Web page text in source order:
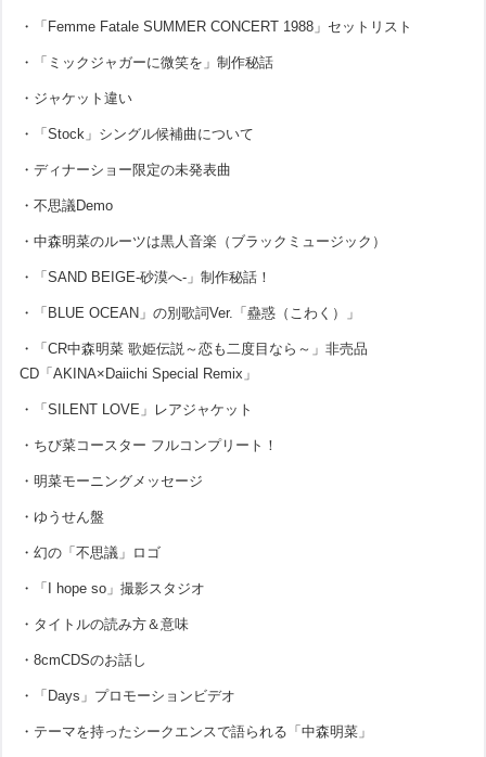
・「Femme Fatale SUMMER CONCERT 1988」セットリスト
・「ミックジャガーに微笑を」制作秘話
・ジャケット違い
・「Stock」シングル候補曲について
・ディナーショー限定の未発表曲
・不思議Demo
・中森明菜のルーツは黒人音楽（ブラックミュージック）
・「SAND BEIGE-砂漠へ-」制作秘話！
・「BLUE OCEAN」の別歌詞Ver.「蠱惑（こわく）」
・「CR中森明菜 歌姫伝説～恋も二度目なら～」非売品
CD「AKINA×Daiichi Special Remix」
・「SILENT LOVE」レアジャケット
・ちび菜コースター フルコンプリート！
・明菜モーニングメッセージ
・ゆうせん盤
・幻の「不思議」ロゴ
・「I hope so」撮影スタジオ
・タイトルの読み方＆意味
・8cmCDSのお話し
・「Days」プロモーションビデオ
・テーマを持ったシークエンスで語られる「中森明菜」